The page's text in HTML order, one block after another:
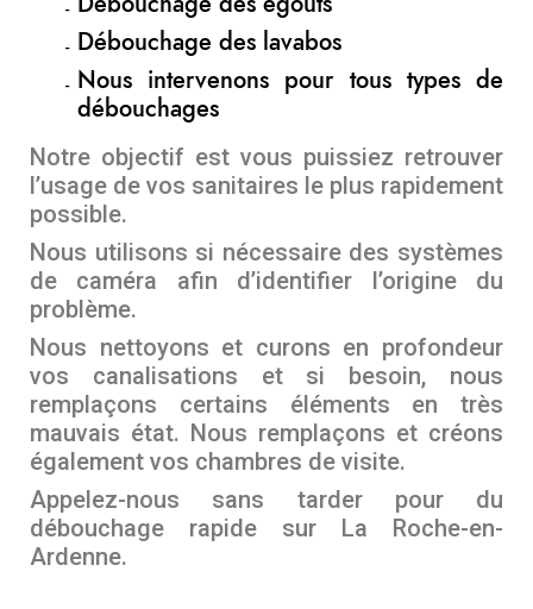
Débouchage des lavabos
Nous intervenons pour tous types de
débouchages
Notre objectif est vous puissiez retrouver
l’usage de vos sanitaires le plus rapidement
possible.
Nous utilisons si nécessaire des systèmes
de caméra afin d’identifier l’origine du
problème.
Nous nettoyons et curons en profondeur
vos canalisations et si besoin, nous
remplaçons certains éléments en très
mauvais état. Nous remplaçons et créons
également vos chambres de visite.
Appelez-nous sans tarder pour du
débouchage rapide sur La Roche-en-
Ardenne.